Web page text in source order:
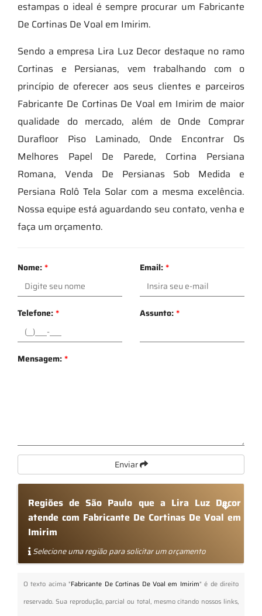
estampas o ideal é sempre procurar um Fabricante
De Cortinas De Voal em Imirim.
Sendo a empresa Lira Luz Decor destaque no ramo
Cortinas e Persianas, vem trabalhando com o
princípio de oferecer aos seus clientes e parceiros
Fabricante De Cortinas De Voal em Imirim de maior
qualidade do mercado, além de Onde Comprar
Durafloor Piso Laminado, Onde Encontrar Os
Melhores Papel De Parede, Cortina Persiana
Romana, Venda De Persianas Sob Medida e
Persiana Rolô Tela Solar com a mesma excelência.
Nossa equipe está aguardando seu contato, venha e
faça um orçamento.
Nome:* Email:*
Telefone:* Assunto:*
Mensagem:*
Enviar
Regiões de São Paulo que a Lira Luz Decor
atende com Fabricante De Cortinas De Voal em
Imirim
Selecione uma região para solicitar um orçamento
O texto acima "Fabricante De Cortinas De Voal em Imirim" é de direito
reservado. Sua reprodução, parcial ou total, mesmo citando nossos links,